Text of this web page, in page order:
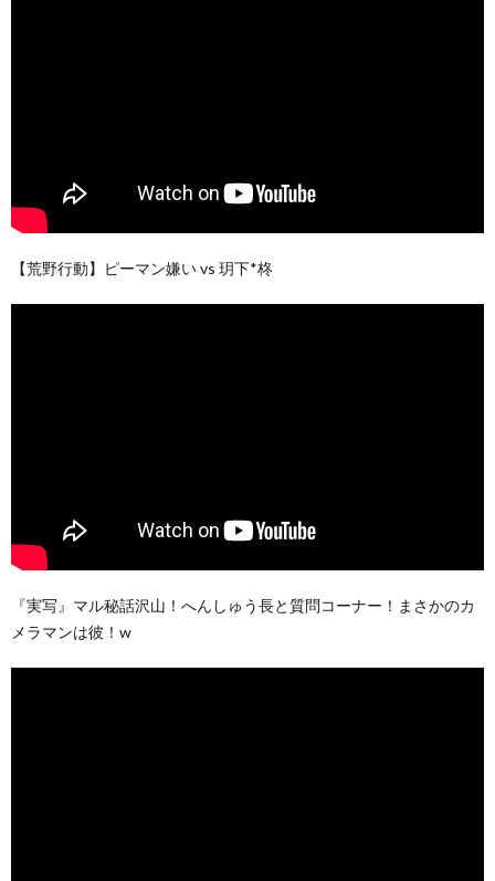
【荒野行動】ピーマン嫌い vs 玥下*柊
『実写』マル秘話沢山！へんしゅう長と質問コーナー！まさかのカ
メラマンは彼！w